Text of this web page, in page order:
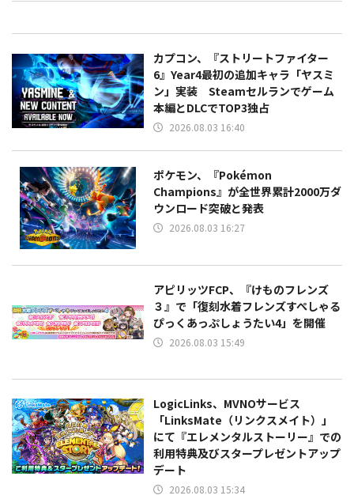
カプコン、『ストリートファイター
6』Year4最初の追加キャラ「ヤスミ
ン」実装 Steamセルランでゲーム
本編とDLCでTOP3独占
2026.08.03 16:40
ポケモン、『Pokémon
Champions』が全世界累計2000万ダ
ウンロード突破と発表
2026.08.03 16:27
アピリッツFCP、『けものフレンズ
３』で「復刻水着フレンズすぺしゃる
ぴっくあっぷしょうたい4」を開催
2026.08.03 15:49
LogicLinks、MVNOサービス
「LinksMate（リンクスメイト）」
にて『エレメンタルストーリー』での‬
利用特典及びスタープレゼントアップ
デート
2026.08.03 15:34